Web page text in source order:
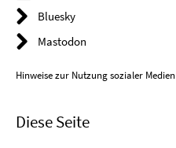
Bluesky
Mastodon
Hinweise zur Nutzung sozialer Medien
Diese Seite